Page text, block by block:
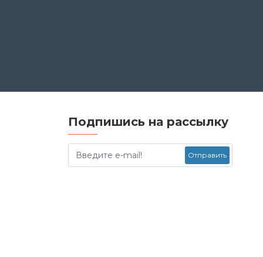
Подпишись на рассылку
Отправить